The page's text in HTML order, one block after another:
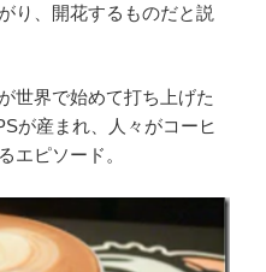
り、開花するものだと説
世界で始めて打ち上げた
が産まれ、人々がコーヒ
エピソード。